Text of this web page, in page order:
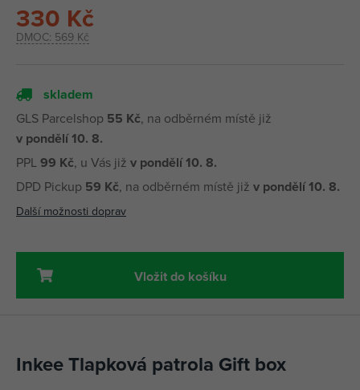
DMOC: 569 Kč
330 Kč
skladem
GLS Parcelshop 55 Kč, na odběrném místě již
v pondělí 10. 8.
PPL99 Kč, u Vás již v pondělí 10. 8.
DPD Pickup 59 Kč, na odběrném místě již v pondělí 10. 8.
Další možnosti doprav
Vložit do košíku
Inkee Tlapková patrola Gift box